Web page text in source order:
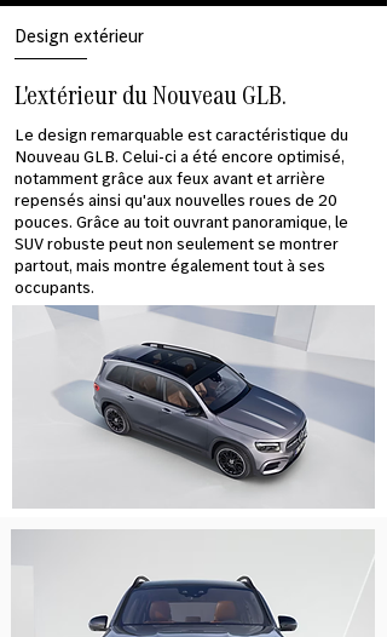
Design extérieur
L'extérieur du Nouveau GLB.
Le design remarquable est caractéristique du
Nouveau GLB. Celui-ci a été encore optimisé,
notamment grâce aux feux avant et arrière
repensés ainsi qu'aux nouvelles roues de 20
pouces. Grâce au toit ouvrant panoramique, le
SUV robuste peut non seulement se montrer
partout, mais montre également tout à ses
occupants.